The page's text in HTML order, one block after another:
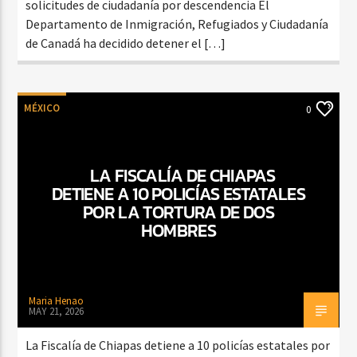
solicitudes de ciudadanía por descendencia El
Departamento de Inmigración, Refugiados y Ciudadanía
de Canadá ha decidido detener el […]
MÉXICO 0
LA FISCALÍA DE CHIAPAS
DETIENE A 10 POLICÍAS ESTATALES
POR LA TORTURA DE DOS
HOMBRES
Maria Henao
MAY 21, 2026
La Fiscalía de Chiapas detiene a 10 policías estatales por